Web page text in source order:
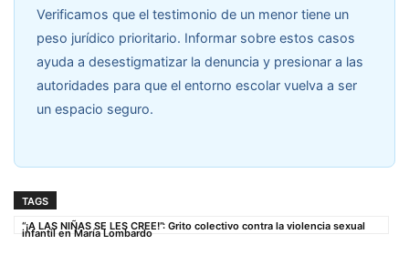
Verificamos que el testimonio de un menor tiene un
peso jurídico prioritario. Informar sobre estos casos
ayuda a desestigmatizar la denuncia y presionar a las
autoridades para que el entorno escolar vuelva a ser
un espacio seguro.
TAGS
“¡A LAS NIÑAS SE LES CREE!”: Grito colectivo contra la violencia sexual
infantil en María Lombardo